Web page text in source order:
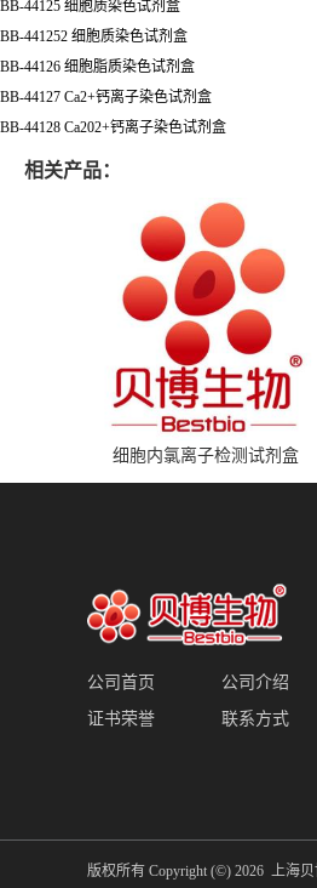
BB-44125 细胞质染色试剂盒
BB-441252 细胞质染色试剂盒
BB-44126 细胞脂质染色试剂盒
BB-44127 Ca2+钙离子染色试剂盒
BB-44128 Ca202+钙离子染色试剂盒
相关产品：
细胞内氯离子检测试剂盒
公司首页 公司介绍
证书荣誉
联系方式
版权所有 Copyright (©) 2026 上海贝